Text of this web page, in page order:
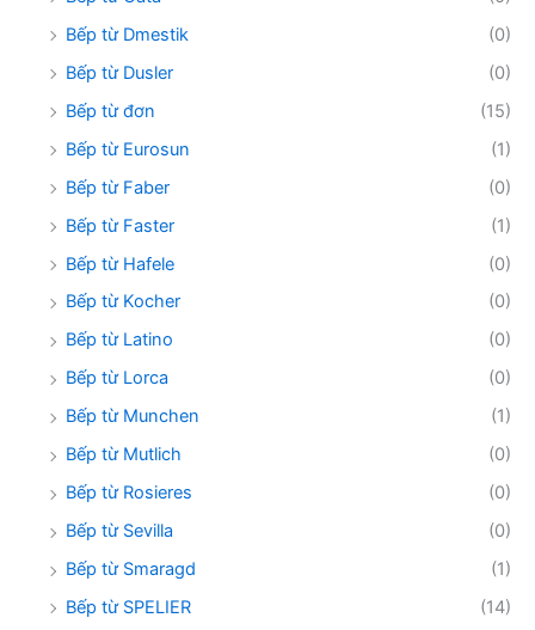
Bếp từ Dmestik
(0)
Bếp từ Dusler
(0)
Bếp từ đơn
(15)
Bếp từ Eurosun
(1)
Bếp từ Faber
(0)
Bếp từ Faster
(1)
Bếp từ Hafele
(0)
Bếp từ Kocher
(0)
Bếp từ Latino
(0)
Bếp từ Lorca
(0)
Bếp từ Munchen
(1)
Bếp từ Mutlich
(0)
Bếp từ Rosieres
(0)
Bếp từ Sevilla
(0)
Bếp từ Smaragd
(1)
Bếp từ SPELIER
(14)